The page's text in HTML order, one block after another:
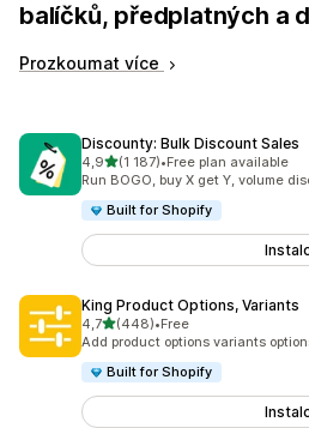
balíčků, předplatných a
Prozkoumat více
Discounty: Bulk Discount Sales
4,9z 5 hvězd
(1 187)
Celkový počet recenzí: 1187
•Free plan available
Run BOGO, buy X get Y, volume
Built for Shopify
King Product Options, Variants
4,7z 5 hvězd
(448)
Celkový počet recenzí: 448
•Free
Add product options variants
Built for Shopify